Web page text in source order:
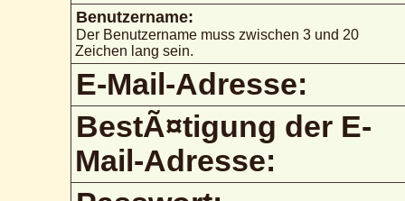
Benutzername:
Der Benutzername muss zwischen 3 und 20
Zeichen lang sein.
E-Mail-Adresse:
BestÃ¤tigung der E-
Mail-Adresse: